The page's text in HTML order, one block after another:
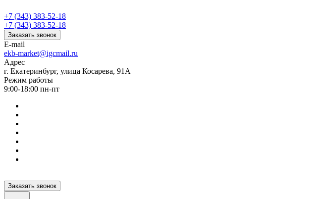
+7 (343) 383-52-18
+7 (343) 383-52-18
Заказать звонок
E-mail
ekb-market@igcmail.ru
Адрес
г. Екатеринбург, улица Косарева, 91А
Режим работы
9:00-18:00 пн-пт
Заказать звонок